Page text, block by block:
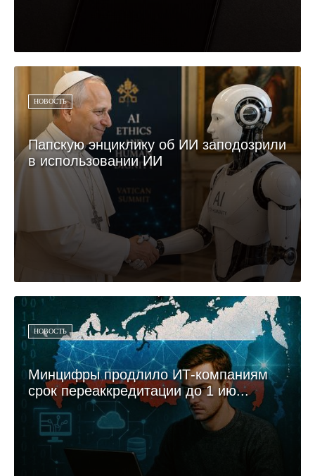
НОВОСТЬ
Папскую энциклику об ИИ заподозрили
в использовании ИИ
НОВОСТЬ
Минцифры продлило ИТ-компаниям
срок переаккредитации до 1 ию...